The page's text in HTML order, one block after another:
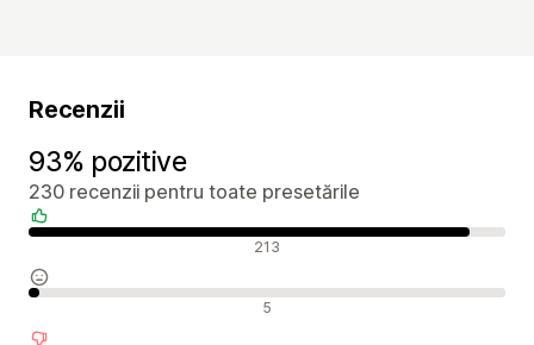
Recenzii
93% pozitive
230 recenzii pentru toate presetările
Recenzii pozitive 213
Recenzii neutre 5